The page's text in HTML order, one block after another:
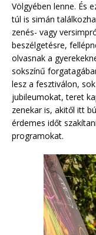
Völgyében lenne. És
túl is simán
zenés- vagy
beszélgetésre,
olvasnak a
sokszínű
lesz a fesztiválon,
jubileumokat, teret
zenekar is, akitől itt
érdemes időt
programokat.